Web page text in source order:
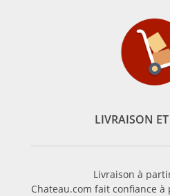
LIVRAISON
Livraison à
Chateau.com fait confiance